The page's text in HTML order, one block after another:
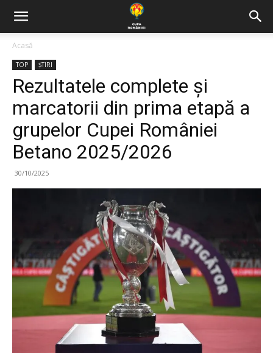
Acasă
TOP ȘTIRI
Rezultatele complete și
marcatorii din prima etapă a
grupelor Cupei României
Betano 2025/2026
30/10/2025